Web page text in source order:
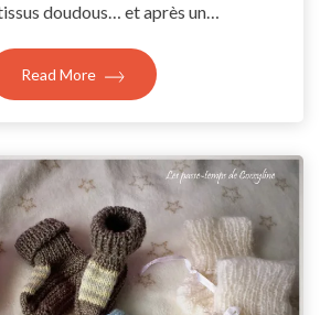
doudous… et après un…
Read More